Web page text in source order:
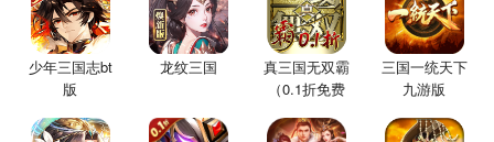
少年三国志bt
版
龙纹三国
真三国无双霸
（0.1折免费
三国一统天下
九游版